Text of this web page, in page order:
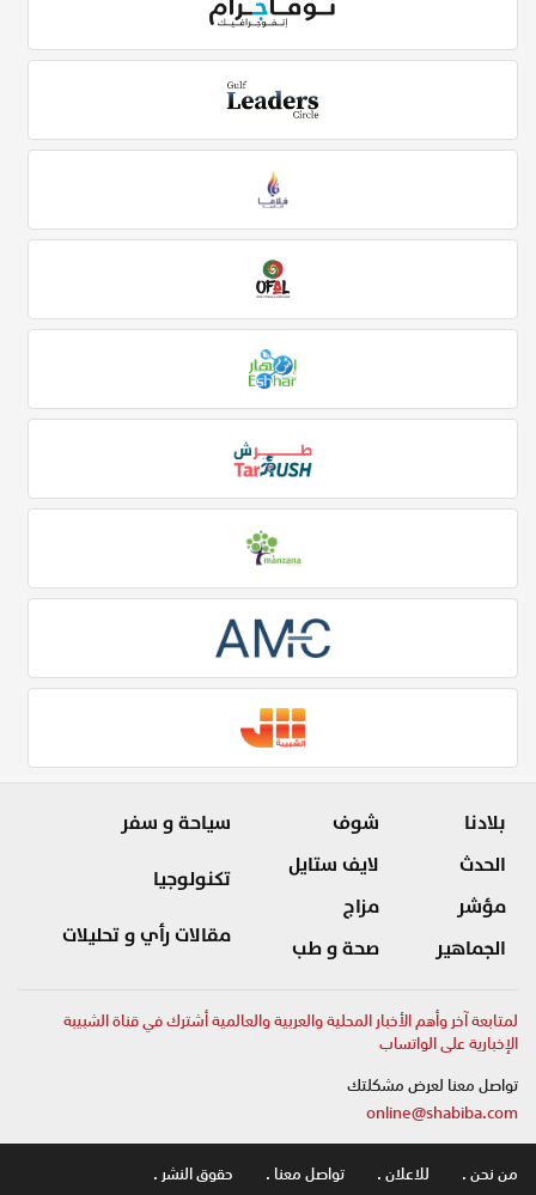
بلادنا
الحدث
مؤشر
الجماهير
شوف
لايف ستايل
مزاج
صحة و طب
سياحة و سفر
تكنولوجيا
مقالات رأي و تحليلات
لمتابعة آخر وأهم الأخبار المحلية والعربية والعالمية أشترك في قناة الشبيبة
الإخبارية على الواتساب
تواصل معنا لعرض مشكلتك
online@shabiba.com
من نحن .
للاعلان . تواصل معنا . حقوق النشر .